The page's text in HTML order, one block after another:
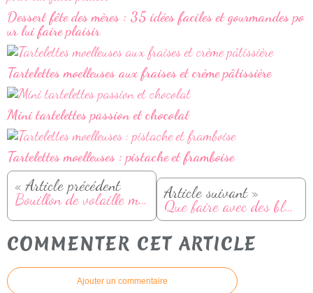
Dessert fête des mères : 35 idées faciles et gourmandes po
ur lui faire plaisir
Tartelettes moelleuses aux fraises et crème pâtissière
Mini tartelettes passion et chocolat
Tartelettes moelleuses : pistache et framboise
« Article précédent
Bouillon de volaille maison Article suivant »
Que faire avec des blancs d'oeufs?
COMMENTER CET ARTICLE
Ajouter un commentaire